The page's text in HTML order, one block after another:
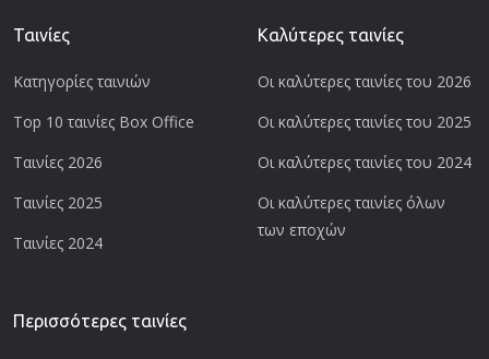
Ταινίες
Κατηγορίες ταινιών
Top 10 ταινίες Box Office
Ταινίες 2026
Ταινίες 2025
Ταινίες 2024
Καλύτερες ταινίες
Οι καλύτερες ταινίες του 2026
Οι καλύτερες ταινίες του 2025
Οι καλύτερες ταινίες του 2024
Οι καλύτερες ταινίες όλων
των εποχών
Περισσότερες ταινίες